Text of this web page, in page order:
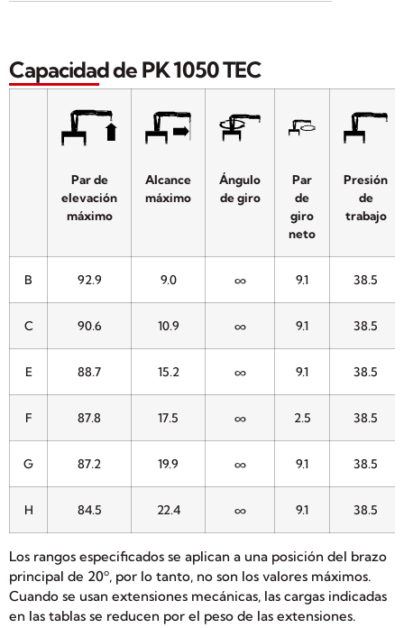
Capacidad de PK 1050 TEC
Par de
elevación
máximo
Alcance
máximo
Ángulo
de giro
Par
de
giro
neto
Presión
de
trabajo
B 92.9 9.0 ∞ 9.1 38.5
C 90.6 10.9 ∞ 9.1 38.5
E 88.7 15.2 ∞ 9.1 38.5
F 87.8 17.5 ∞ 2.5 38.5
G 87.2 19.9 ∞ 9.1 38.5
H 84.5 22.4 ∞ 9.1 38.5
Los rangos especificados se aplican a una posición del brazo
principal de 20º, por lo tanto, no son los valores máximos.
Cuando se usan extensiones mecánicas, las cargas indicadas
en las tablas se reducen por el peso de las extensiones.